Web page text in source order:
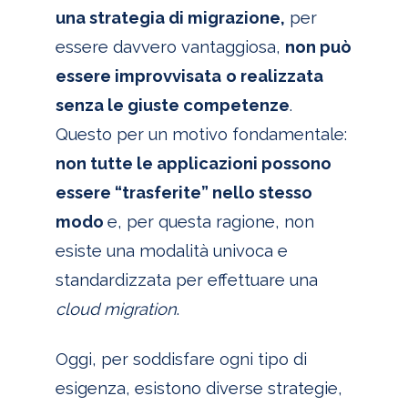
una strategia di migrazione, per
essere davvero vantaggiosa, non può
essere improvvisata o realizzata
senza le giuste competenze.
Questo per un motivo fondamentale:
non tutte le applicazioni possono
essere “trasferite” nello stesso
modo e, per questa ragione, non
esiste una modalità univoca e
standardizzata per effettuare una
cloud migration.
Oggi, per soddisfare ogni tipo di
esigenza, esistono diverse strategie,